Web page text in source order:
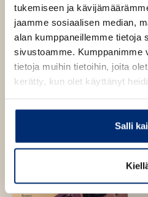
tukemiseen ja
jaamme sosiaalisen median,
alan kumppaneillemme tietoja
sivustoamme. Kumppanimme
tietoja muihin tietoihin, joita
kerätty, kun olet käyttänyt
Salli
Teokset